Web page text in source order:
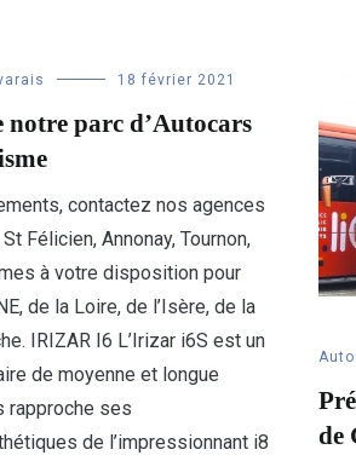
18 février 2021
notre parc d’Autocars
contactez nos agences
Félicien, Annonay, Tournon,
à votre disposition pour
de la Loire, de l’Isère, de la
IRIZAR I6 L’Irizar i6S est un
de moyenne et longue
rapproche ses
de l’impressionnant i8
de